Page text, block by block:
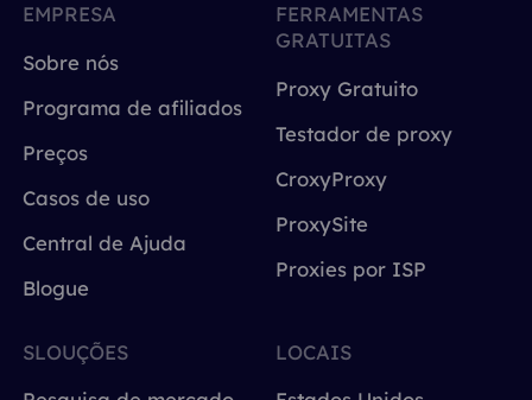
EMPRESA
Sobre nós
Programa de afiliados
Preços
Casos de uso
Central de Ajuda
Blogue
FERRAMENTAS
GRATUITAS
Proxy Gratuito
Testador de proxy
CroxyProxy
ProxySite
Proxies por ISP
SLOUÇÕES
LOCAIS